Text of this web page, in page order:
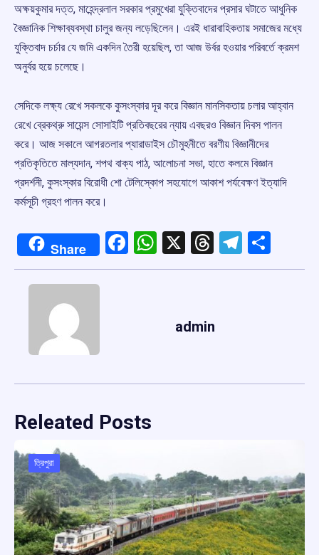
অক্ষয়কুমার দত্ত, মাহেন্দ্রলাল সরকার প্রমুখেরা যুক্তিবাদের প্রসার ঘটাতে আধুনিক
বৈজ্ঞানিক শিক্ষাব্যবস্থা চালুর জন্য লড়েছিলেন। এরই ধারাবাহিকতায় সমাজের মধ্যে
যুক্তিবাদ চর্চার যে জমি একদিন তৈরী হয়েছিল, তা আজ উর্বর হওয়ার পরিবর্তে ক্রমশ
অনুর্বর হয়ে চলেছে।
সেদিকে লক্ষ্য রেখে সকলকে কুসংস্কার দূর করে বিজ্ঞান মানসিকতায় চলার আহ্বান
রেখে ব্রেকথ্রু সায়েন্স সোসাইটি প্রতিবছরের ন্যায় এবছরও বিজ্ঞান দিবস পালন
করে। আজ সকালে আগরতলার প্যারাডাইস চৌমুহনীতে বরণীয় বিজ্ঞানীদের
প্রতিকৃতিতে মাল্যদান, শপথ বাক্য পাঠ, আলোচনা সভা, হাতে কলমে বিজ্ঞান
প্রদর্শনী, কুসংস্কার বিরোধী শো টেলিস্কোপ সহযোগে আকাশ পর্যবেক্ষণ ইত্যাদি
কর্মসূচী গ্রহণ পালন করে।
Share Facebook
WhatsApp
X Threads
admin
Releated Posts
ত্রিপুরা